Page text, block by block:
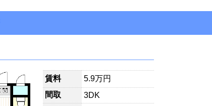
賃料
5.9万円
間取
3DK